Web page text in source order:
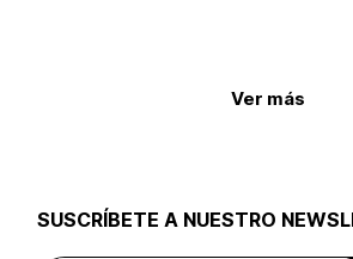
Ver más
SUSCRÍBETE A NUESTRO